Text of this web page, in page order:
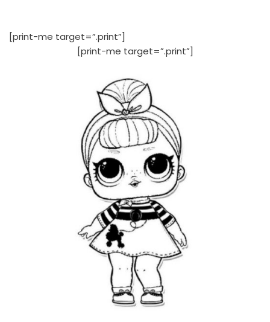
[print-me target=”.print”]
[print-me target=”.print”]